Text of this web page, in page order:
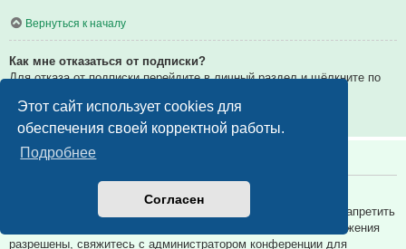
Этот сайт использует cookies для
обеспечения своей корректной работы.
Подробнее
Согласен
Вернуться к началу
Как мне отказаться от подписки?
Для отказа от подписки перейдите в личный раздел и щёлкните по
Вернуться к началу
Вложения
Какие вложения разрешены на этой конференции?
Администратор каждой конференции может разрешить или запретить
определённые типы вложений. Если вы не знаете, какие вложения
разрешены, свяжитесь с администратором конференции для